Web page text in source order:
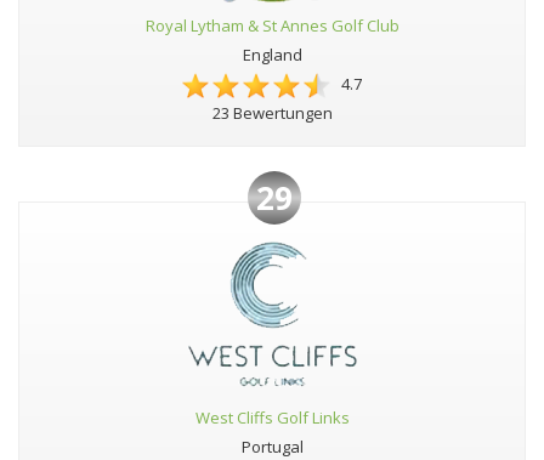
Royal Lytham & St Annes Golf Club
England
4.7
23 Bewertungen
29
West Cliffs Golf Links
Portugal